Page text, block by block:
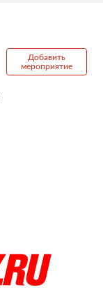
Добавить
мероприятие